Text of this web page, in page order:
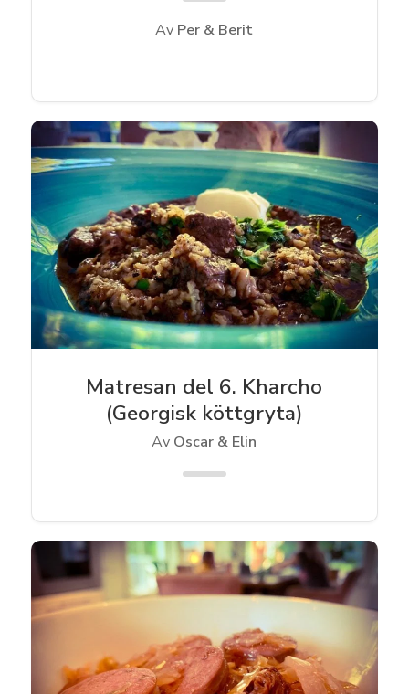
Av Per & Berit
Matresan del 6. Kharcho
(Georgisk köttgryta)
Av Oscar & Elin